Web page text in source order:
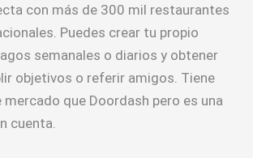
con más de 300 mil restaurantes
Puedes crear tu propio
semanales o diarios y obtener
objetivos o referir amigos. Tiene
que Doordash pero es una
cuenta.